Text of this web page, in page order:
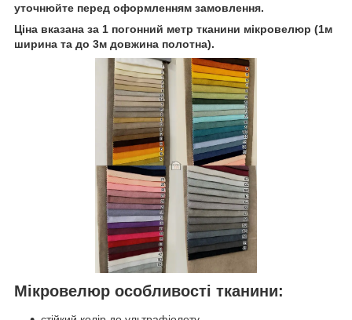
уточнюйте перед оформленням замовлення.
Ціна вказана за 1 погонний метр тканини мікровелюр (1м
ширина та до 3м довжина полотна).
Мікровелюр особливості тканини: